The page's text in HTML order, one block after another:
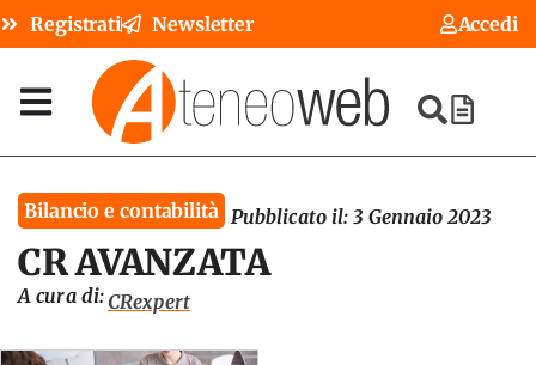
Registrati Newsletter Accedi
Bilancio e contabilità Pubblicato il: 3 Gennaio 2023
CR AVANZATA
A cura di: CRexpert